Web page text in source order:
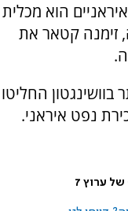
הוא מכלית
זימנה קטאר את
החליטו
נפט איראני.
ערוץ 7